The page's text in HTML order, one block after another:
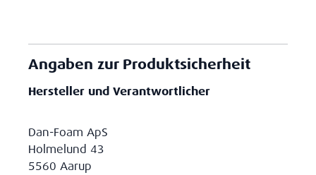
Angaben zur Produktsicherheit
Hersteller und Verantwortlicher
Dan-Foam ApS
Holmelund 43
5560 Aarup